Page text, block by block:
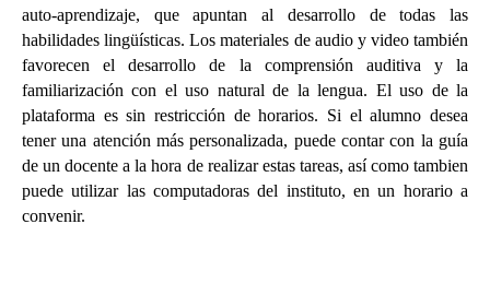
auto-aprendizaje, que apuntan al desarrollo de todas las
habilidades lingüísticas. Los materiales de audio y video también
favorecen el desarrollo de la comprensión auditiva y la
familiarización con el uso natural de la lengua. El uso de la
plataforma es sin restricción de horarios. Si el alumno desea
tener una atención más personalizada, puede contar con la guía
de un docente a la hora de realizar estas tareas, así como tambien
puede utilizar las computadoras del instituto, en un horario a
convenir.